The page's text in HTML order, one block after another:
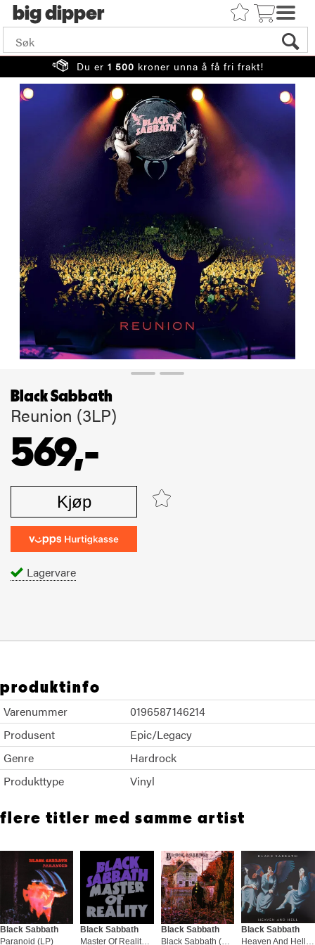
big
Du er 1 500 kroner unna å få fri frakt!
Black Sabbath
Reunion (3LP)
569,-
Kjøp
Lagervare
produktinfo
Varenummer
0196587146214
Produsent
Epic/Legacy
Genre
Hardrock
Produkttype
Vinyl
flere titler med samme artist
Black Sabbath
Paranoid (LP)
Black Sabbath
Master Of Reality (LP)
Black Sabbath
Black Sabbath (LP)
Black Sabbath
Heaven And Hell - LTD (2LP)